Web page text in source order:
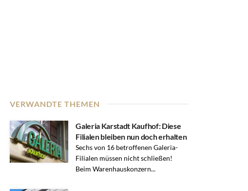
VERWANDTE THEMEN
Galeria Karstadt Kaufhof: Diese
Filialen bleiben nun doch erhalten
Sechs von 16 betroffenen Galeria-
Filialen müssen nicht schließen!
Beim Warenhauskonzern...